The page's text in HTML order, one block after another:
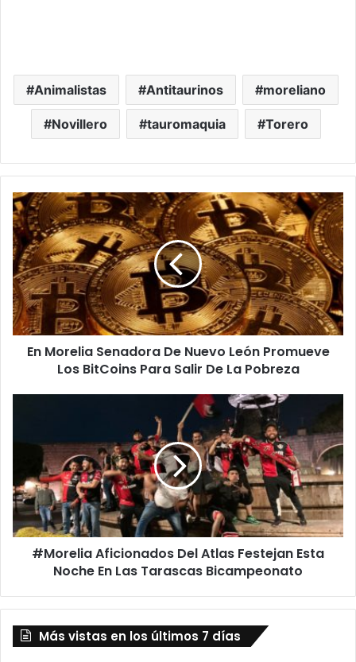
Animalistas Antitaurinos moreliano
Novillero tauromaquia Torero
En
Morelia
Senadora
De
Nuevo
León
Promueve
Los
BitCoins
ParaEn Morelia Senadora De Nuevo León Promueve
Los BitCoins Para Salir De La Pobreza
Festejan
Esta
Noche
En
Las
Tarascas
Bicampeonato
#Morelia Aficionados Del Atlas Festejan Esta
Noche En Las Tarascas Bicampeonato
Más vistas en los últimos 7 días